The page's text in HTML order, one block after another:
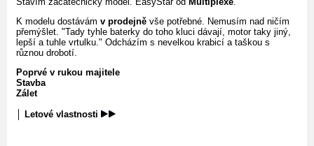
K modelu dostávám v prodejně vše potřebné. Nemusím nad ničím
přemýšlet. "Tady tyhle baterky do toho kluci dávají, motor taky jiný,
lepší a tuhle vrtulku." Odcházím s nevelkou krabicí a taškou s
různou drobotí.
Poprvé v rukou majitele
Stavba
Zálet
Letové vlastnosti